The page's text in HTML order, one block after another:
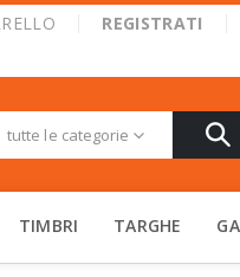
REGISTRATI
tutte le categorie
TIMBRI TARGHE